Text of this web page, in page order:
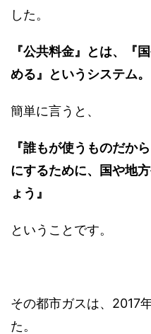
した。
『公共料金』とは、『
める』というシステム。
簡単に言うと、
『誰もが使うものだか
にするために、国や地
ょう』
ということです。
その都市ガスは、2017
た。